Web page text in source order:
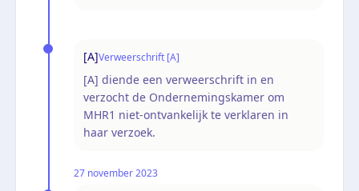
[A]Verweerschrift [A]
[A] diende een verweerschrift in en
verzocht de Ondernemingskamer om
MHR1 niet-ontvankelijk te verklaren in
haar verzoek.
27 november 2023